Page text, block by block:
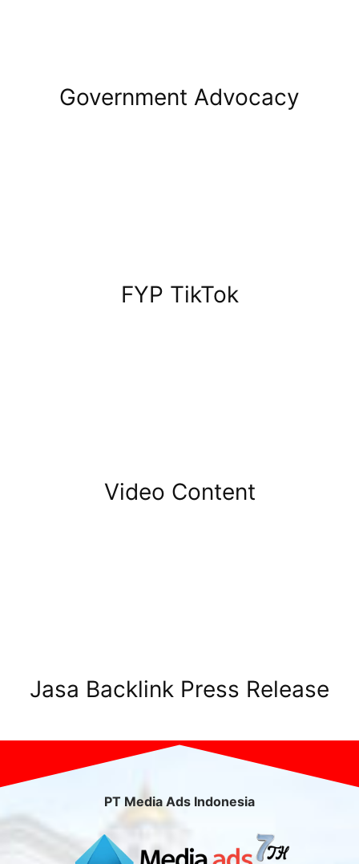
Government Advocacy
FYP TikTok
Video Content
Jasa Backlink Press Release
PT Media Ads Indonesia